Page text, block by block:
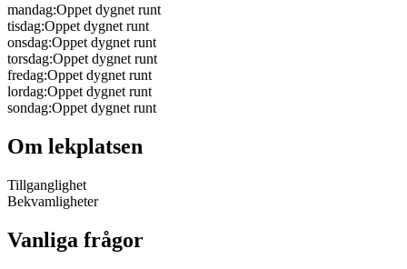
mandag:Oppet dygnet runt
tisdag:Oppet dygnet runt
onsdag:Oppet dygnet runt
torsdag:Oppet dygnet runt
fredag:Oppet dygnet runt
lordag:Oppet dygnet runt
sondag:Oppet dygnet runt
Om lekplatsen
Tillganglighet
Bekvamligheter
Vanliga frågor